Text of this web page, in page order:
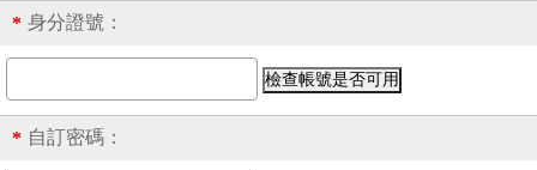
* 身分證號 ：
* 自訂密碼：